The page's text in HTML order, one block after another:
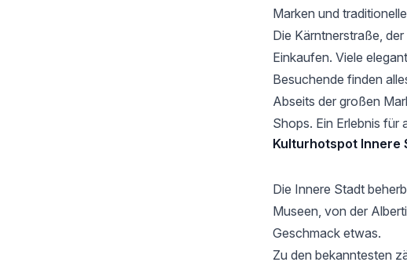
Marken und
Die Kärntnerstraße,
Einkaufen. Viele
Besuchende finden
Abseits der großen
Shops. Ein Erlebnis für
Kulturhotspot Innere
Die Innere Stadt
Museen, von der
Geschmack etwas.
Zu den bekanntesten